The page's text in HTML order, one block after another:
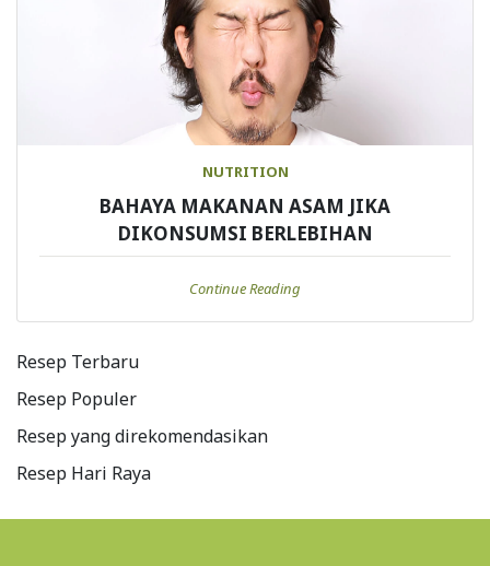
NUTRITION
BAHAYA MAKANAN ASAM JIKA
DIKONSUMSI BERLEBIHAN
Continue Reading
Resep Terbaru
Resep Populer
Resep yang direkomendasikan
Resep Hari Raya